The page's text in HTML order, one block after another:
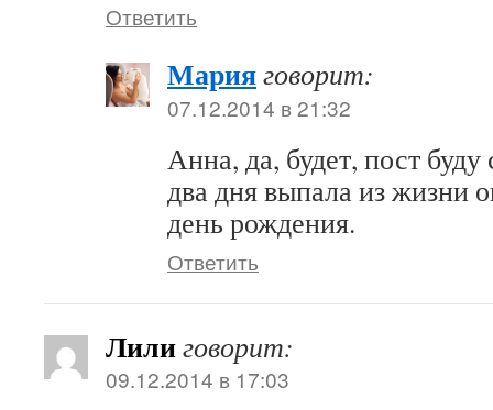
Ответить
Марияговорит:
07.12.2014 в 21:32
Анна, да, будет, пост буду
два дня выпала из жизни
день рождения.
Ответить
Лилиговорит:
09.12.2014 в 17:03